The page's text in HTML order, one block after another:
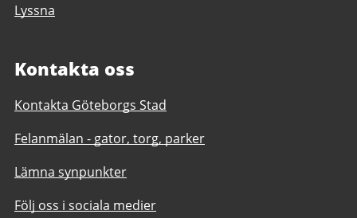
Lyssna
Kontakta oss
Kontakta Göteborgs Stad
Felanmälan - gator, torg, parker
Lämna synpunkter
Följ oss i sociala medier